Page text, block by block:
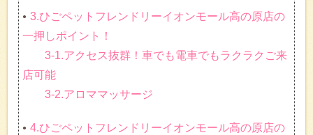
3.ひごペットフレンドリーイオンモール高の原店の
一押しポイント！
3-1.アクセス抜群！車でも電車でもラクラクご来
店可能
3-2.アロママッサージ
4.ひごペットフレンドリーイオンモール高の原店の